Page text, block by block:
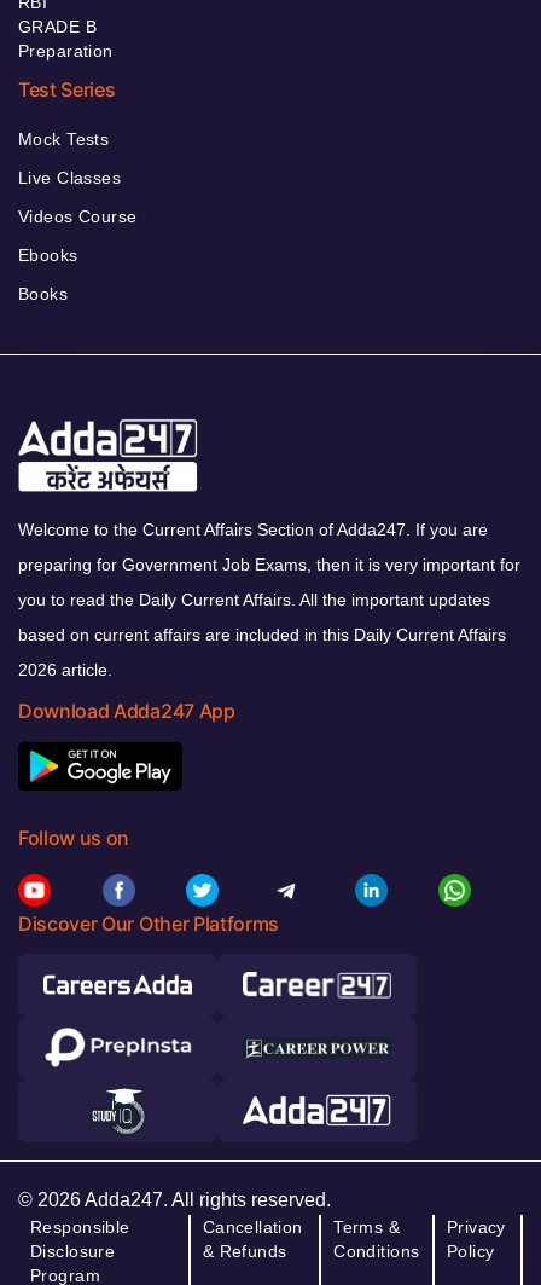
GRADE B
Preparation
Test Series
Mock Tests
Live Classes
Videos Course
Ebooks
Books
Welcome to the Current Affairs Section of Adda247. If you are
preparing for Government Job Exams, then it is very important for
you to read the Daily Current Affairs. All the important updates
based on current affairs are included in this Daily Current Affairs
2026 article.
Download Adda247 App
Follow us on
Discover Our Other Platforms
© 2026 Adda247. All rights reserved.
Responsible
Disclosure
Program
Cancellation
& Refunds
Terms &
Conditions
Privacy
Policy